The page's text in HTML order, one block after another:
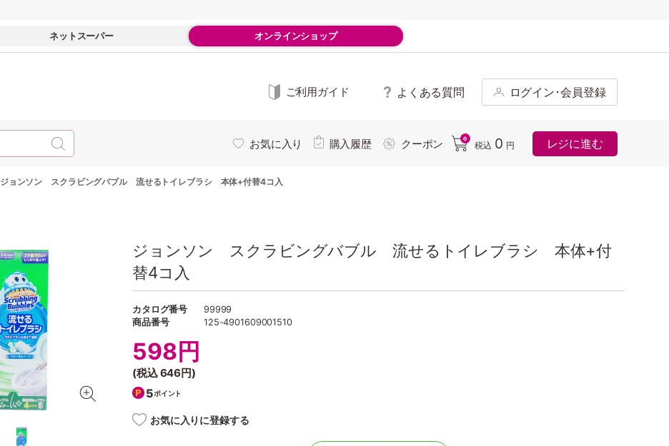
ネットスーパー オンラインショップ
ご利用ガイド よくある質問 ログイン･会員登録
お気に入り 購入履歴 クーポン 0
税込 0 円 レジに進む
ジョンソン スクラビングバブル 流せるトイレブラシ 本体+付替4コ入
ジョンソン スクラビングバブル 流せるトイレブラシ 本体+付
替4コ入
カタログ番号
99999
商品番号
125-4901609001510
598円
(税込646円)
5ポイント
お気に入りに登録する